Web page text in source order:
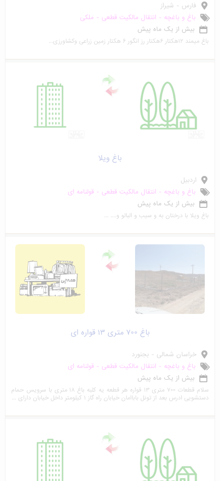
فارس - شیراز
باغ و باغچه - انتقال مالکیت قطعی - ملکی
بیش از یک ماه پیش
باغ میمند ۱۲هکتار ۶هکتار رز انگور ۶ هکتار زمین زراعی وکشاورزی...
باغ ویلا
اردبیل
باغ و باغچه - انتقال مالکیت قطعی - قولنامه ای
بیش از یک ماه پیش
باغ ویلا با درختان به و سیب و البالو و.... ...
باغ ۷۰۰ متری ۱۳ قواره ای
خراسان شمالی - بجنورد
باغ و باغچه - انتقال مالکیت قطعی - قولنامه ای
بیش از یک ماه پیش
سلام قطعات ۷۰۰ متری ۱۳ قواره هر قطعه یه کلبه باغ ۱۸ متری با سرویس حمام
دستشویی ادرس بعد از تونل باباامان خیابان راه گاز ۱ کیلومتر داخل خیابان دارای ...